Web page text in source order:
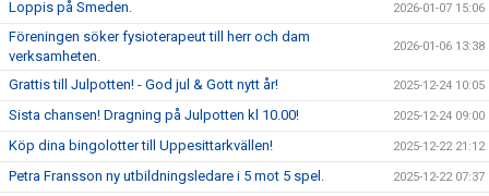
Loppis på Smeden. 2026-01-07 15:06
Föreningen söker fysioterapeut till herr och dam
verksamheten.
2026-01-06 13:38
Grattis till Julpotten! - God jul & Gott nytt år! 2025-12-24 10:05
Sista chansen! Dragning på Julpotten kl 10.00! 2025-12-24 09:00
Köp dina bingolotter till Uppesittarkvällen! 2025-12-22 21:12
Petra Fransson ny utbildningsledare i 5 mot 5 spel. 2025-12-22 07:37